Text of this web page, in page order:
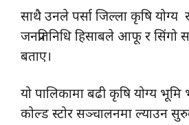
साथै उनले पर्सा जिल्ला कृषि
जनप्रतिनिधि हिसाबले आफू र सिंगो
बताए।
यो पालिकामा बढी कृषि योग्य
कोल्ड स्टोर सञ्चालनमा ल्याउन